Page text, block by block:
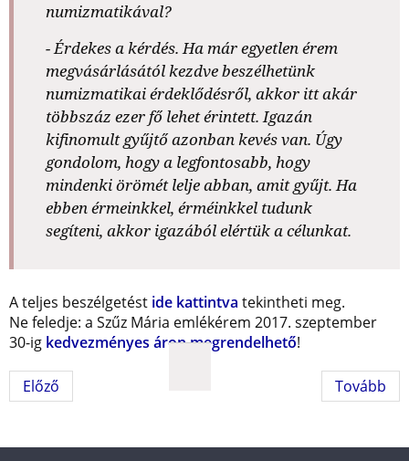
numizmatikával?
- Érdekes a kérdés. Ha már egyetlen érem
megvásárlásától kezdve beszélhetünk
numizmatikai érdeklődésről, akkor itt akár
többszáz ezer fő lehet érintett. Igazán
kifinomult gyűjtő azonban kevés van. Úgy
gondolom, hogy a legfontosabb, hogy
mindenki örömét lelje abban, amit gyűjt. Ha
ebben érmeinkkel, érméinkkel tudunk
segíteni, akkor igazából elértük a célunkat.
A teljes beszélgetést ide kattintva tekintheti meg.
Ne feledje: a Szűz Mária emlékérem 2017. szeptember
30-ig kedvezményes áron megrendelhető!
Előző Tovább